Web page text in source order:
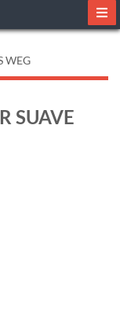
WEG
SUAVE